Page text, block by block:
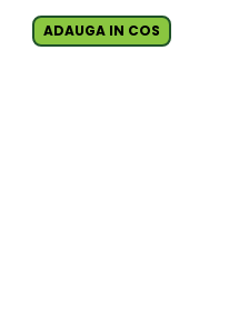
ADAUGA IN COS